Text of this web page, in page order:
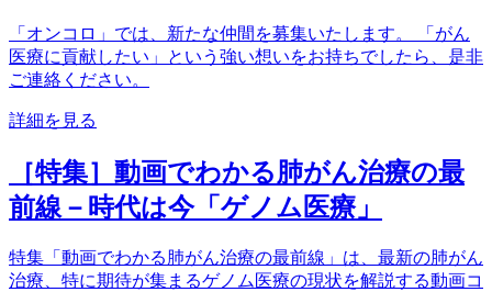
「オンコロ」では、新たな仲間を募集いたします。 「がん
医療に貢献したい」という強い想いをお持ちでしたら、是非
ご連絡ください。
詳細を見る
［特集］動画でわかる肺がん治療の最
前線－時代は今「ゲノム医療」
特集「動画でわかる肺がん治療の最前線」は、最新の肺がん
治療、特に期待が集まるゲノム医療の現状を解説する動画コ